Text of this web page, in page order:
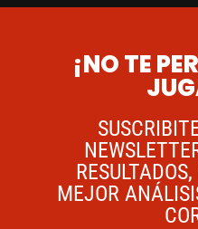
¡NO TE
MEJOR